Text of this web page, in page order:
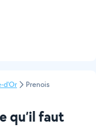
d'Or Prenois
qu’il faut